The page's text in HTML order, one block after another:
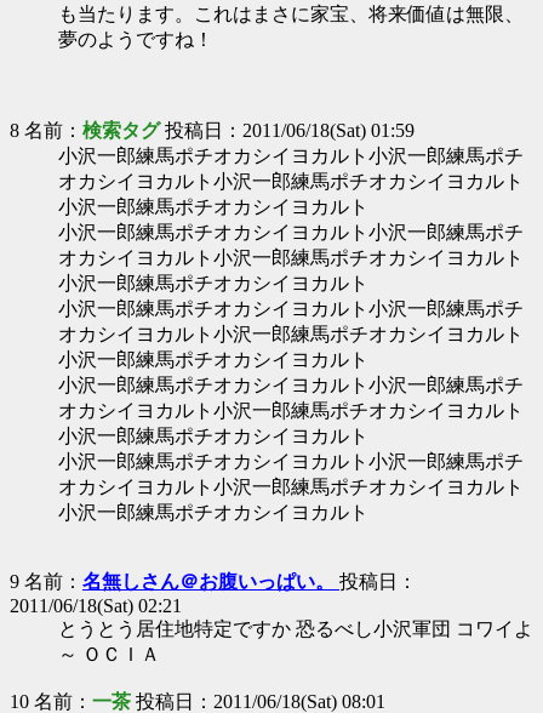
も当たります。これはまさに家宝、将来価値は無限、
夢のようですね！
8 名前： 検索タグ投稿日：2011/06/18(Sat) 01:59
小沢一郎練馬ポチオカシイヨカルト小沢一郎練馬ポチ
オカシイヨカルト小沢一郎練馬ポチオカシイヨカルト
小沢一郎練馬ポチオカシイヨカルト
小沢一郎練馬ポチオカシイヨカルト小沢一郎練馬ポチ
オカシイヨカルト小沢一郎練馬ポチオカシイヨカルト
小沢一郎練馬ポチオカシイヨカルト
小沢一郎練馬ポチオカシイヨカルト小沢一郎練馬ポチ
オカシイヨカルト小沢一郎練馬ポチオカシイヨカルト
小沢一郎練馬ポチオカシイヨカルト
小沢一郎練馬ポチオカシイヨカルト小沢一郎練馬ポチ
オカシイヨカルト小沢一郎練馬ポチオカシイヨカルト
小沢一郎練馬ポチオカシイヨカルト
小沢一郎練馬ポチオカシイヨカルト小沢一郎練馬ポチ
オカシイヨカルト小沢一郎練馬ポチオカシイヨカルト
小沢一郎練馬ポチオカシイヨカルト
9 名前： 名無しさん＠お腹いっぱい。 投稿日：
2011/06/18(Sat) 02:21
とうとう居住地特定ですか 恐るべし小沢軍団 コワイよ
～ ＯＣＩＡ
10 名前： 一茶 投稿日：2011/06/18(Sat) 08:01